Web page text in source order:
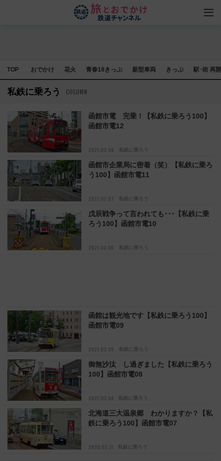
TOP おでかけ 花火 青春18きっぷ 新型車両 きっぷ 駅･街 再
私鉄に乗ろう COLUMN
2021.03.08 私鉄に乗ろう
函館市電 完乗！【私鉄に乗ろう100】
函館市電12
2021.03.07 私鉄に乗ろう
函館市企業局に密着（笑）【私鉄に乗ろ
う100】函館市電11
2021.03.06 私鉄に乗ろう
戊辰戦争って言われても･･･【私鉄に乗
ろう100】函館市電10
2021.03.05 私鉄に乗ろう
函館は観光地です【私鉄に乗ろう100】
函館市電09
2021.03.04 私鉄に乗ろう
御無沙汰 し過ぎました【私鉄に乗ろう
100】函館市電08
2020.03.11 私鉄に乗ろう
北海道三大温泉郷 わかりますか？【私
鉄に乗ろう100】函館市電07